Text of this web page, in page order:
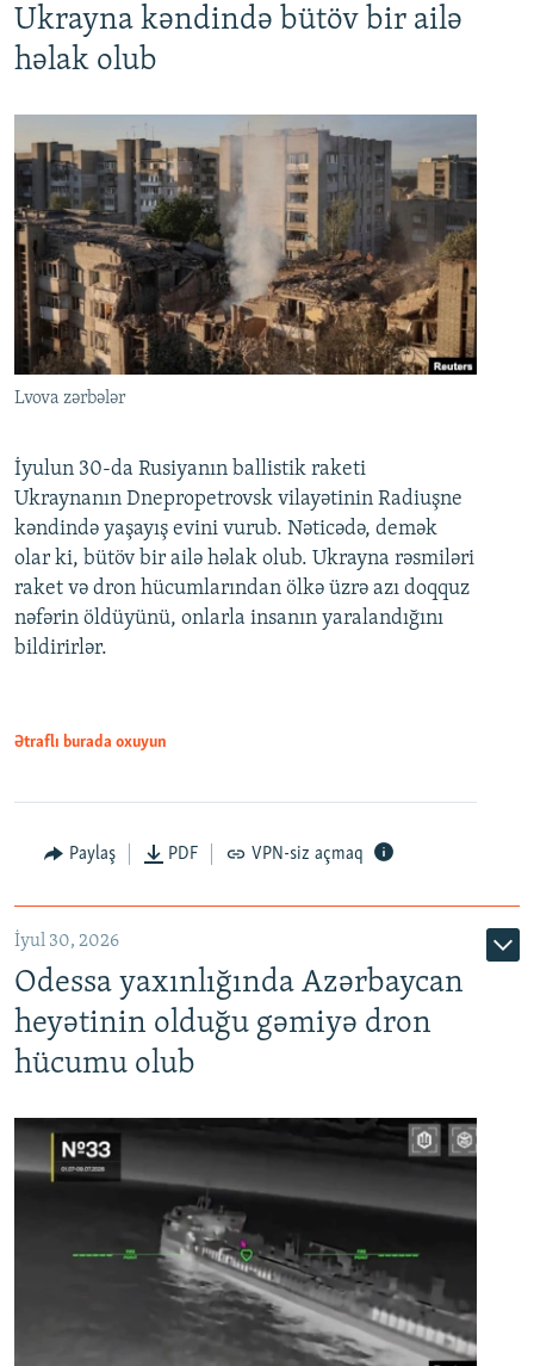
Ukrayna kəndində bütöv bir ailə
həlak olub
Lvova zərbələr
İyulun 30-da Rusiyanın ballistik raketi
Ukraynanın Dnepropetrovsk vilayətinin Radiuşne
kəndində yaşayış evini vurub. Nəticədə, demək
olar ki, bütöv bir ailə həlak olub. Ukrayna rəsmiləri
raket və dron hücumlarından ölkə üzrə azı doqquz
nəfərin öldüyünü, onlarla insanın yaralandığını
bildirirlər.
Ətraflı burada oxuyun
Paylaş PDF VPN-siz açmaq
İyul 30, 2026
Odessa yaxınlığında Azərbaycan
heyətinin olduğu gəmiyə dron
hücumu olub